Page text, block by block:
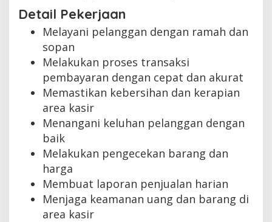
Detail Pekerjaan
Melayani pelanggan dengan ramah dan
sopan
Melakukan proses transaksi
pembayaran dengan cepat dan akurat
Memastikan kebersihan dan kerapian
area kasir
Menangani keluhan pelanggan dengan
baik
Melakukan pengecekan barang dan
harga
Membuat laporan penjualan harian
Menjaga keamanan uang dan barang di
area kasir